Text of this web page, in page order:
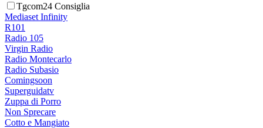
Tgcom24 Consiglia
Mediaset Infinity
R101
Radio 105
Virgin Radio
Radio Montecarlo
Radio Subasio
Comingsoon
Superguidatv
Zuppa di Porro
Non Sprecare
Cotto e Mangiato